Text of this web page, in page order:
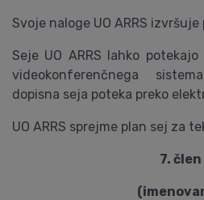
Svoje naloge UO ARRS
Seje UO ARRS lahko
videokonferenčnega
dopisna seja poteka preko
UO ARRS sprejme plan sej za
7. člen